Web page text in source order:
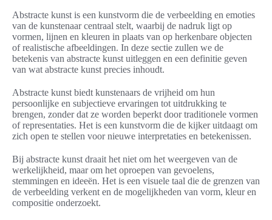
Abstracte kunst is een kunstvorm die de verbeelding en emoties
van de kunstenaar centraal stelt, waarbij de nadruk ligt op
vormen, lijnen en kleuren in plaats van op herkenbare objecten
of realistische afbeeldingen. In deze sectie zullen we de
betekenis van abstracte kunst uitleggen en een definitie geven
van wat abstracte kunst precies inhoudt.
Abstracte kunst biedt kunstenaars de vrijheid om hun
persoonlijke en subjectieve ervaringen tot uitdrukking te
brengen, zonder dat ze worden beperkt door traditionele vormen
of representaties. Het is een kunstvorm die de kijker uitdaagt om
zich open te stellen voor nieuwe interpretaties en betekenissen.
Bij abstracte kunst draait het niet om het weergeven van de
werkelijkheid, maar om het oproepen van gevoelens,
stemmingen en ideeën. Het is een visuele taal die de grenzen van
de verbeelding verkent en de mogelijkheden van vorm, kleur en
compositie onderzoekt.